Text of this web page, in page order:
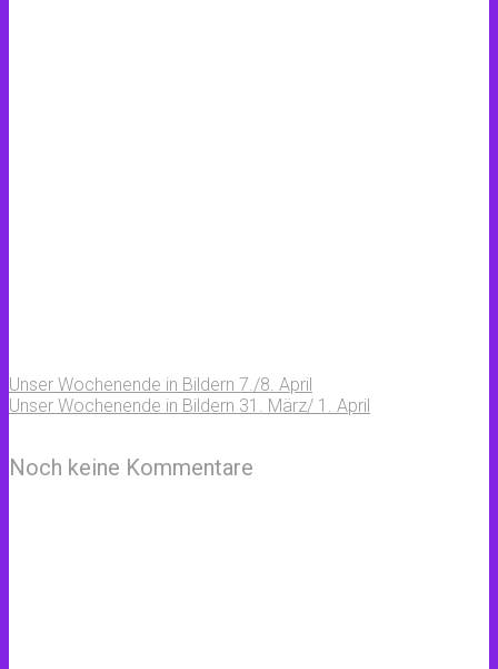
Unser Wochenende in Bildern 7./8. April
Unser Wochenende in Bildern 31. März/ 1. April
Noch keine Kommentare